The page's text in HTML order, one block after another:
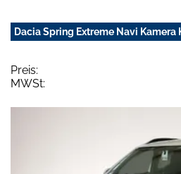
Dacia Spring Extreme Navi Kamera
Preis:
MWSt: